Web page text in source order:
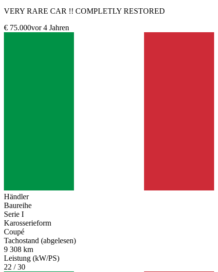
VERY RARE CAR !! COMPLETLY RESTORED
€ 75.000vor 4 Jahren
Händler
Baureihe
Serie I
Karosserieform
Coupé
Tachostand (abgelesen)
9 308 km
Leistung (kW/PS)
22 / 30